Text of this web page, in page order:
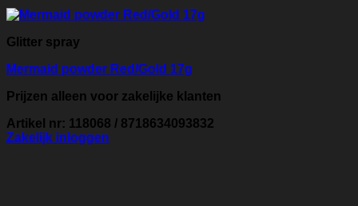
Glitter spray
Mermaid powder Red/Gold 17g
Prijzen alleen voor zakelijke klanten
Artikel nr: 118068 / 8718634093832
Zakelijk inloggen